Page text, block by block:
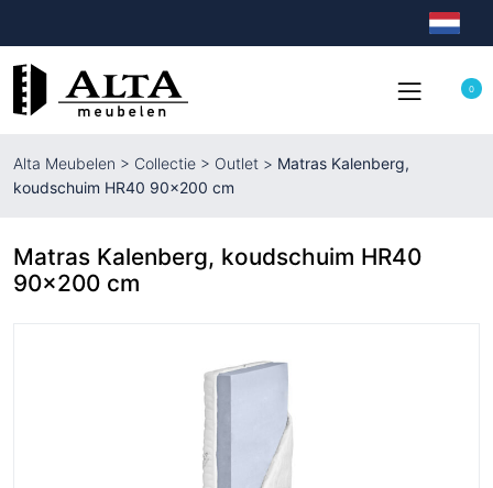
0
Alta Meubelen > Collectie > Outlet > Matras Kalenberg,
koudschuim HR40 90×200 cm
Matras Kalenberg, koudschuim HR40
90×200 cm